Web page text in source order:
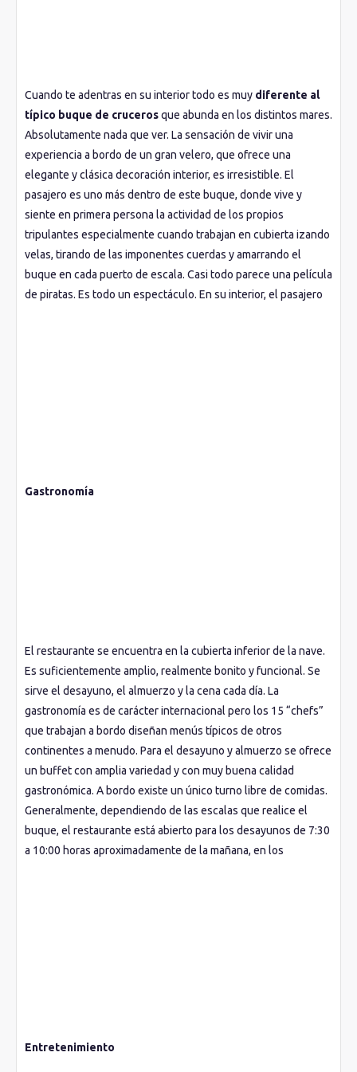
Cuando te adentras en su interior todo es muy diferente al
típico buque de crucerosque abunda en los distintos mares.
Absolutamente nada que ver. La sensación de vivir una
experiencia a bordo de un gran velero, que ofrece una
elegante y clásica decoración interior, es irresistible. El
pasajero es uno más dentro de este buque, donde vive y
siente en primera persona la actividad de los propios
tripulantes especialmente cuando trabajan en cubierta izando
velas, tirando de las imponentes cuerdas y amarrando el
buque en cada puerto de escala. Casi todo parece una película
de piratas. Es todo un espectáculo. En su interior, el pasajero
Gastronomía
El restaurante se encuentra en la cubierta inferior de la nave.
Es suficientemente amplio, realmente bonito y funcional. Se
sirve el desayuno, el almuerzo y la cena cada día. La
gastronomía es de carácter internacional pero los 15 “chefs”
que trabajan a bordo diseñan menús típicos de otros
continentes a menudo. Para el desayuno y almuerzo se ofrece
un buffet con amplia variedad y con muy buena calidad
gastronómica. A bordo existe un único turno libre de comidas.
Generalmente, dependiendo de las escalas que realice el
buque, el restaurante está abierto para los desayunos de 7:30
a 10:00 horas aproximadamente de la mañana, en los
Entretenimiento